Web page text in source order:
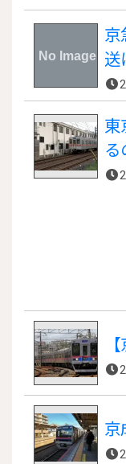
京
送
東
る
京